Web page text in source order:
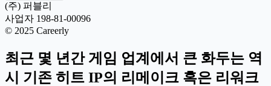
(주) 퍼블리
사업자 198-81-00096
© 2025 Careerly
최근 몇 년간 게임 업계에서 큰 화두는 역
시 기존 히트 IP의 리메이크 혹은 리워크